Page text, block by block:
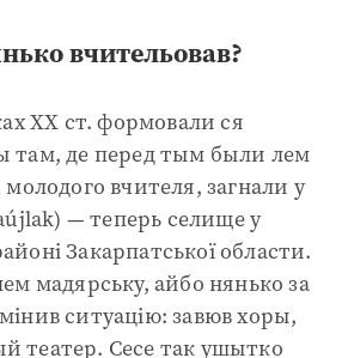
вчительовав?
ХХ ст. формовали ся
там, де перед тым были лем
вчителя, загнали у
— теперь селище у
Закарпатської области.
мадярську, айбо нянько за
ситуацію: завюв хоры,
театер. Сесе так ушытко